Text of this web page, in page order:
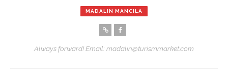
MADALIN MANCILA
Always forward! Email: madalin@turismmarket.com